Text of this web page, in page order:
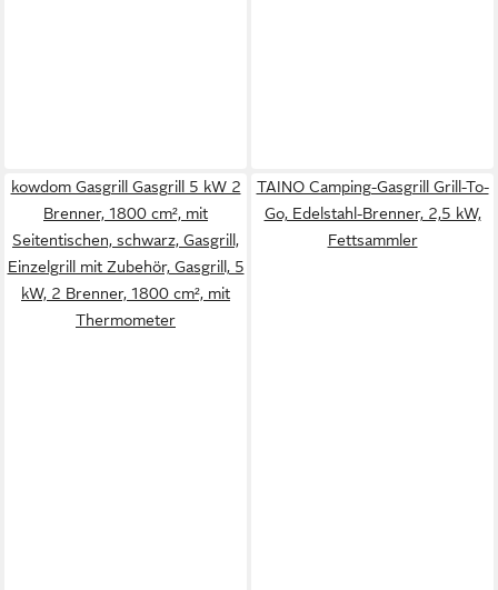
kowdom Gasgrill Gasgrill 5 kW 2
Brenner, 1800 cm², mit
Seitentischen, schwarz, Gasgrill,
Einzelgrill mit Zubehör, Gasgrill, 5
kW, 2 Brenner, 1800 cm², mit
Thermometer
TAINO Camping-Gasgrill Grill-To-
Go, Edelstahl-Brenner, 2,5 kW,
Fettsammler